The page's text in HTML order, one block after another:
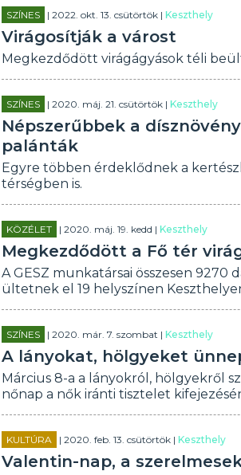
SZÍNES | 2022. okt. 13. csütörtök |Keszthely
Virágosítják a várost
Megkezdődött virágágyások téli
SZÍNES | 2020. máj. 21. csütörtök |Keszthely
Népszerűbbek a
palánták
Egyre többen érdeklődnek a
térségben is.
KÖZÉLET | 2020. máj. 19. kedd |Keszthely
Megkezdődött a Fő tér
A GESZ munkatársai összesen 9270
ültetnek el 19 helyszínen
SZÍNES | 2020. már. 7. szombat |Keszthely
A lányokat, hölgyeket
Március 8-a a lányokról, hölgyekről
nőnap a nők iránti tisztelet
KULTÚRA | 2020. feb. 13. csütörtök |Keszthely
Valentin-nap, a